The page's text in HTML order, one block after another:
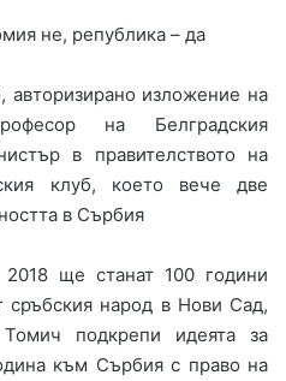
не, република – да
авторизирано изложение на
на Белградския
в правителството на
клуб, което вече две
в Сърбия
ще станат 100 години
сръбския народ в Нови Сад,
подкрепи идеята за
към Сърбия с право на